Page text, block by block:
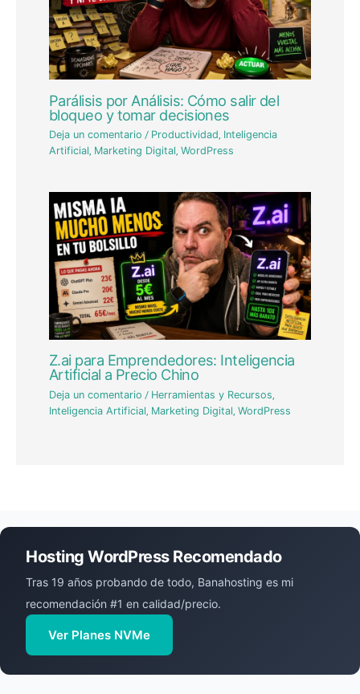
Parálisis por Análisis: Cómo salir del
bloqueo y tomar decisiones
Deja un comentario / Productividad, Inteligencia
Artificial, Marketing Digital,WordPress
Z.ai para Emprendedores: Inteligencia
Artificial a Precio Chino
Deja un comentario / Herramientas y Recursos
Inteligencia Artificial Marketing Digital ,WordPress
Hosting WordPress Recomendado
Tras 19 años probando de todo, Banahosting es mi
recomendación #1 en calidad/precio.
Ver Planes NVMe